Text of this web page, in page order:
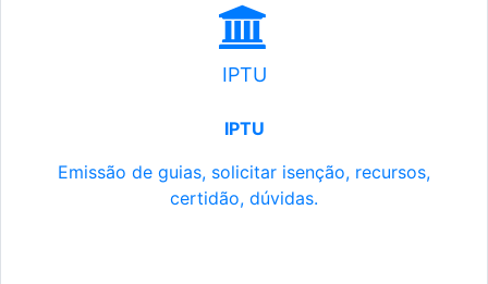
IPTU
IPTU
Emissão de guias, solicitar isenção, recursos,
certidão, dúvidas.